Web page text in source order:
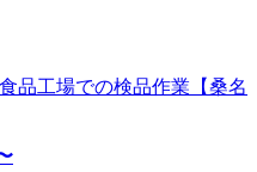
品工場での検品作業【桑名